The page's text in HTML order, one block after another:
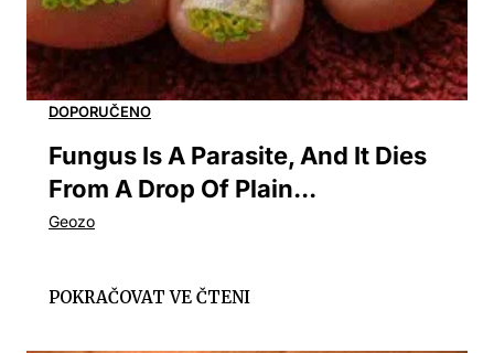
Fungus Is A Parasite, And It Dies
From A Drop Of Plain...